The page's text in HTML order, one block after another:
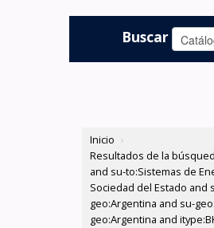
Buscar
Inicio ›
Resultados de la
and su-to:Sistemas de
Sociedad del Estado and
geo:Argentina and su-
geo:Argentina and